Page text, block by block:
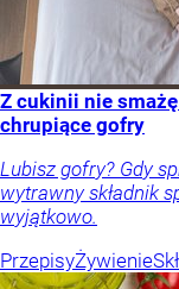
Z cukinii nie
chrupiące gofry
Lubisz gofry? Gdy
wytrawny składnik
wyjątkowo.
PrzepisyŻywienie